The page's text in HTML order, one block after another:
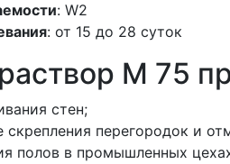
: W2
: от 15 до 28 суток
M 75
стен;
перегородок и
полов в промышленных